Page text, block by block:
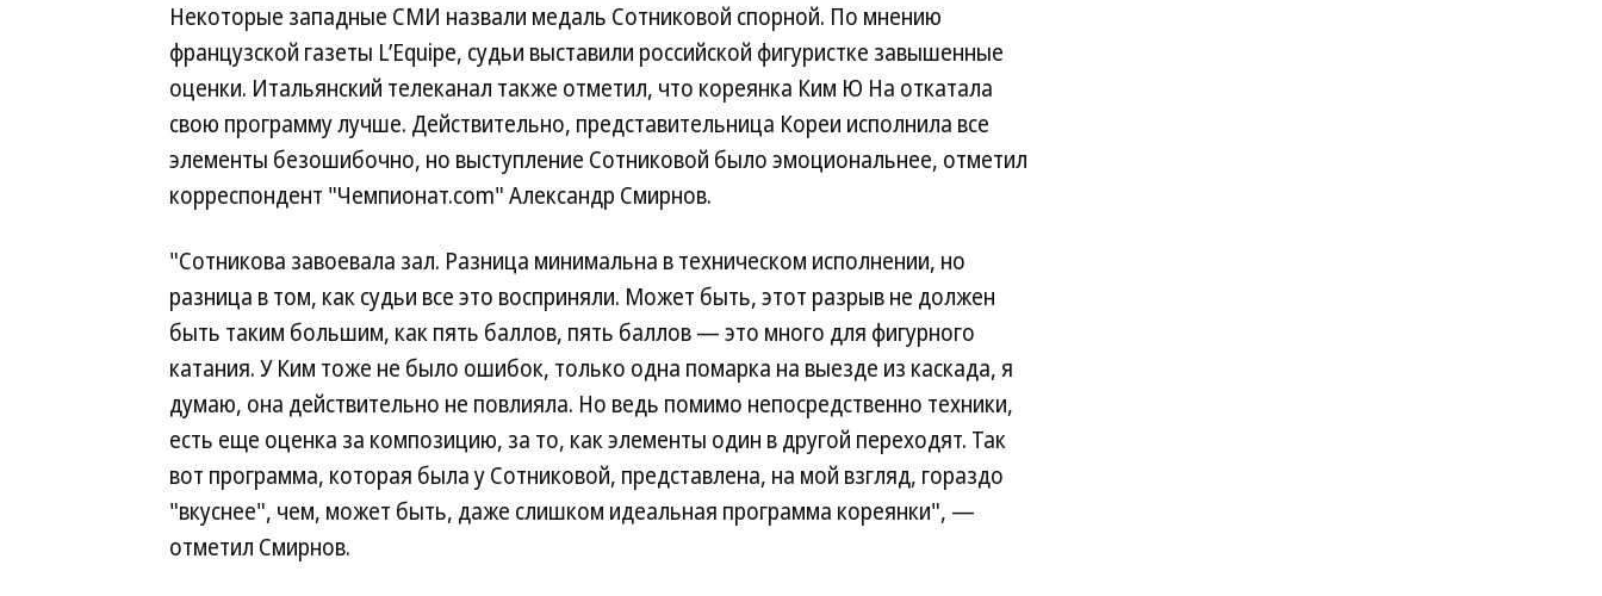
Некоторые западные СМИ назвали медаль Сотниковой спорной. По мнению
французской газеты L’Equipe, судьи выставили российской фигуристке завышенные
оценки. Итальянский телеканал также отметил, что кореянка Ким Ю На откатала
свою программу лучше. Действительно, представительница Кореи исполнила все
элементы безошибочно, но выступление Сотниковой было эмоциональнее, отметил
корреспондент "Чемпионат.com" Александр Смирнов.
"Сотникова завоевала зал. Разница минимальна в техническом исполнении, но
разница в том, как судьи все это восприняли. Может быть, этот разрыв не должен
быть таким большим, как пять баллов, пять баллов — это много для фигурного
катания. У Ким тоже не было ошибок, только одна помарка на выезде из каскада, я
думаю, она действительно не повлияла. Но ведь помимо непосредственно техники,
есть еще оценка за композицию, за то, как элементы один в другой переходят. Так
вот программа, которая была у Сотниковой, представлена, на мой взгляд, гораздо
"вкуснее", чем, может быть, даже слишком идеальная программа кореянки", —
отметил Смирнов.